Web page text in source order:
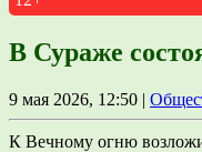
В Сураже
9 мая 2026, 12:50 |
К Вечному огню